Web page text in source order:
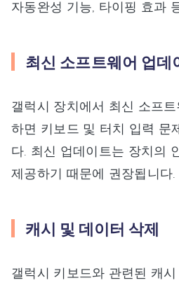
자동완성 기능, 타이핑 효과
최신 소프트웨어 업데
갤럭시 장치에서 최신 소프
하면 키보드 및 터치 입력 문
다. 최신 업데이트는 장치의
제공하기 때문에 권장됩니다.
캐시 및 데이터 삭제
갤럭시 키보드와 관련된 캐